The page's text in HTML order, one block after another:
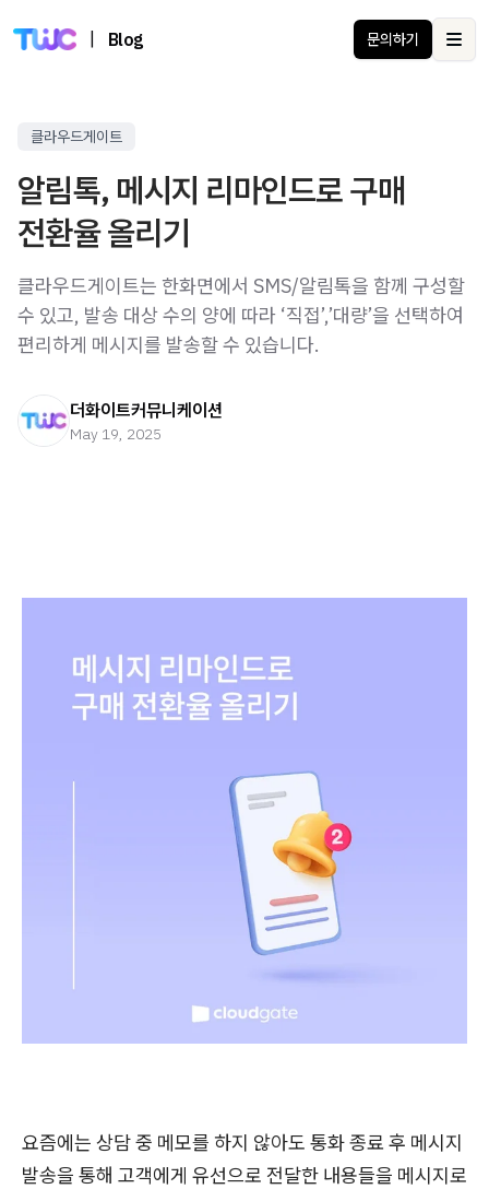
Blog 문의하기
클라우드게이트
알림톡, 메시지 리마인드로 구매
전환율 올리기
클라우드게이트는 한화면에서 SMS/알림톡을 함께 구성할
수 있고, 발송 대상 수의 양에 따라 ‘직접’,’대량’을 선택하여
편리하게 메시지를 발송할 수 있습니다.
더화이트커뮤니케이션
May 19, 2025
요즘에는 상담 중 메모를 하지 않아도 통화 종료 후 메시지
발송을 통해 고객에게 유선으로 전달한 내용들을 메시지로